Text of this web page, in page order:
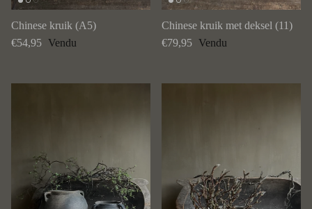
Chinese kruik (A5)
Prix habituel
€54,95 Vendu
Chinese kruik met deksel (11)
Prix habituel
€79,95 Vendu